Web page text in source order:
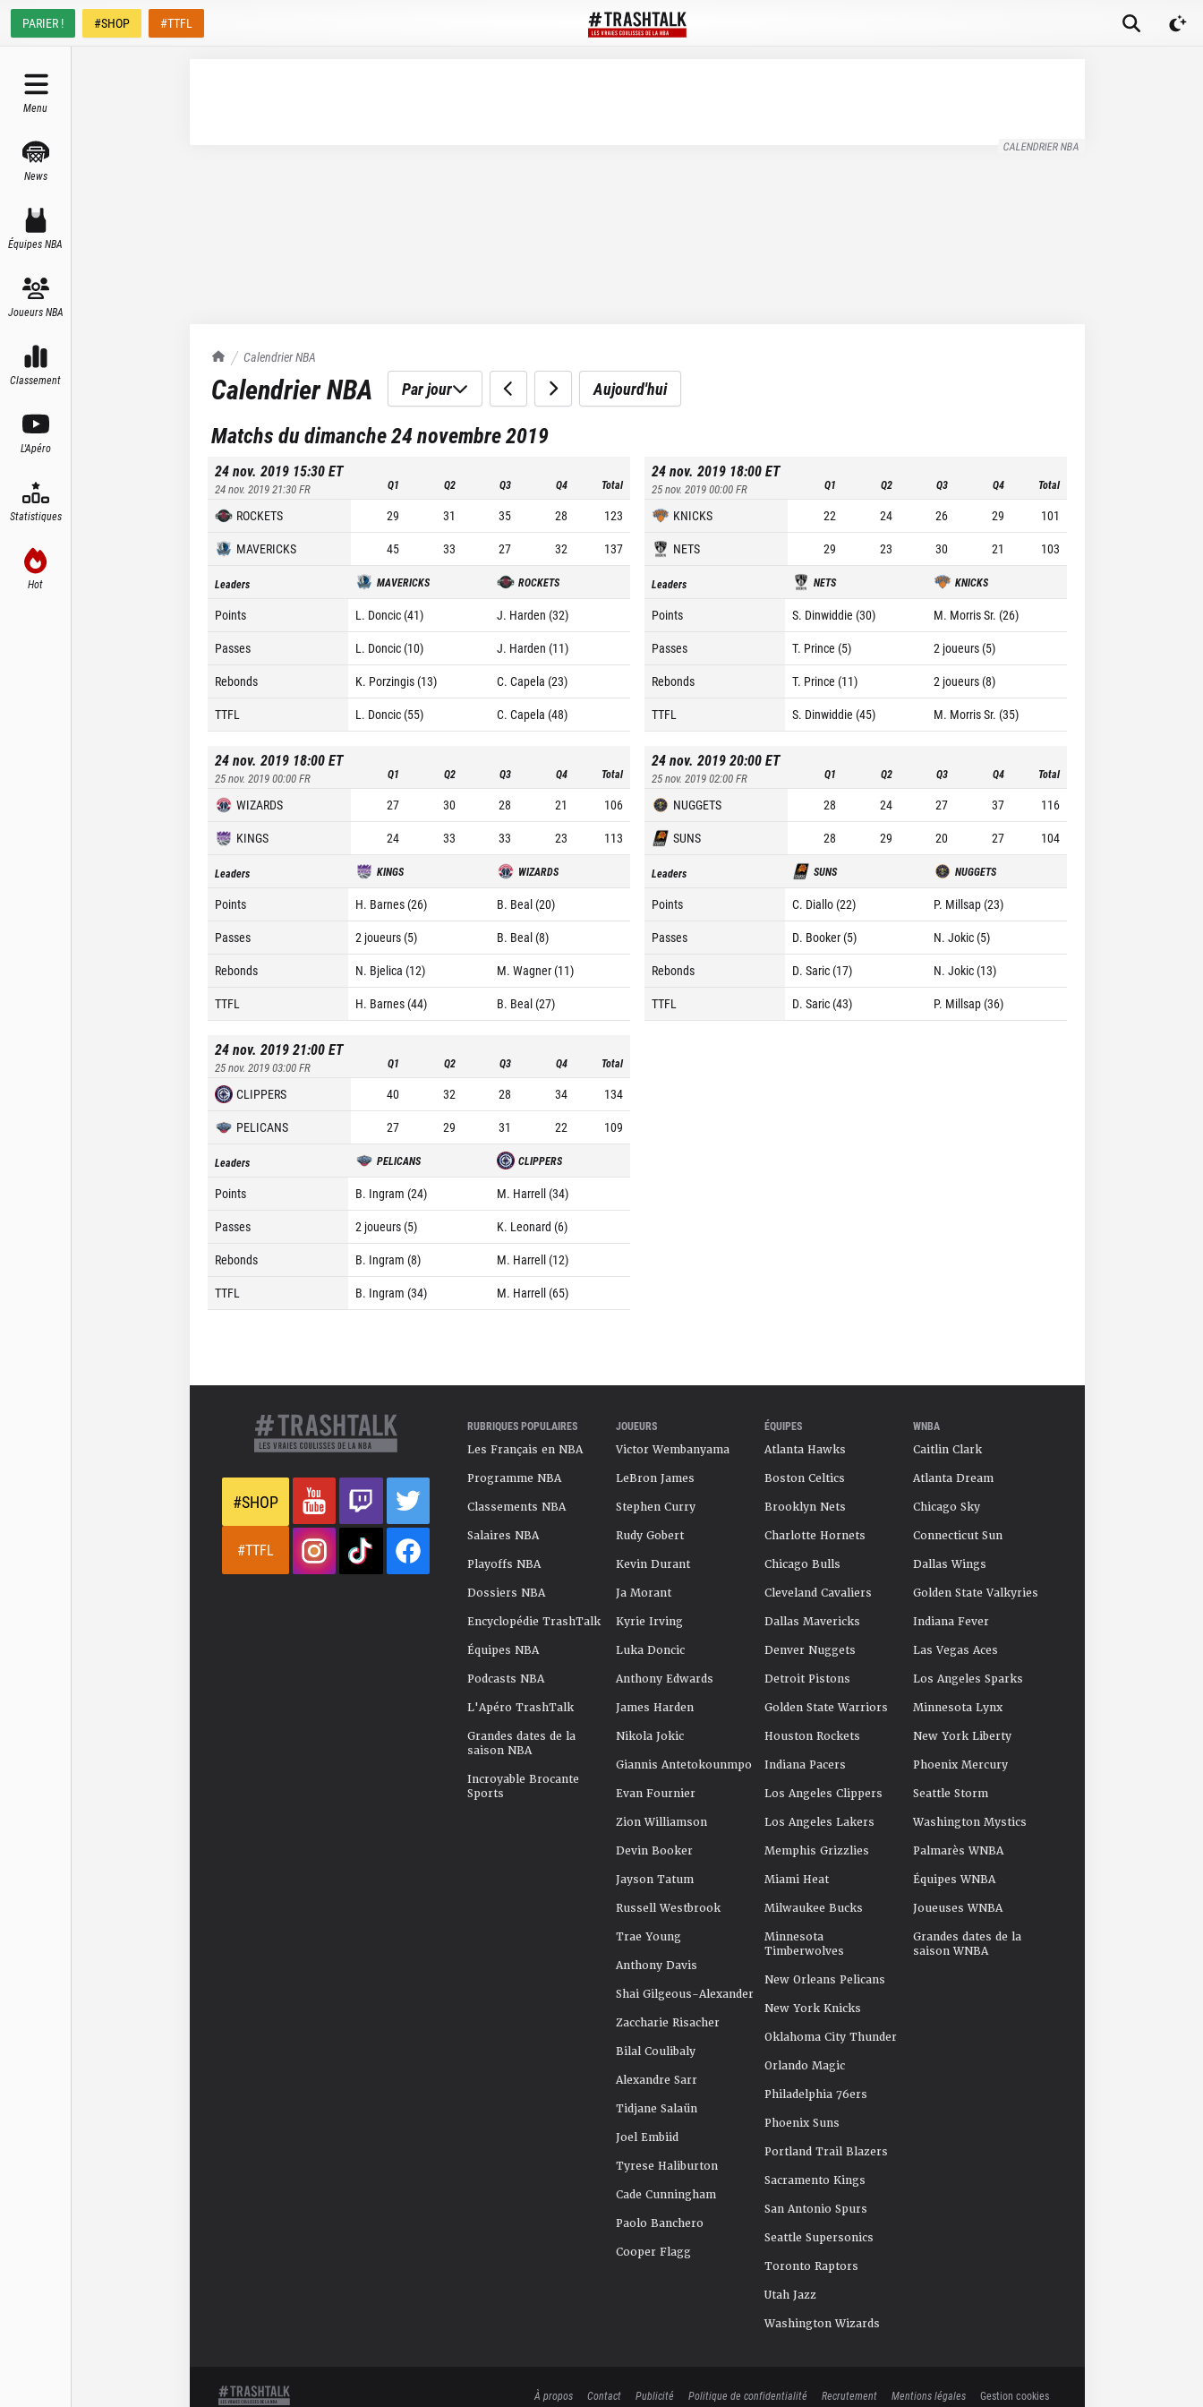
PARIER ! #SHOP #TTFL
Menu
News
Équipes NBA
Joueurs NBA
Classement
L'Apéro
Statistiques
Hot
CALENDRIER NBA
TrashTalk Actu NBA
Calendrier NBA
Calendrier NBA Par jour Aujourd'hui
Matchs du dimanche 24 novembre 2019
24 nov. 2019 15:30ET
24 nov. 2019 21:30FR Q1 Q2 Q3 Q4 Total
ROCKETS 29 31 35 28
123
MAVERICKS
45 33 27 32 137
Leaders MAVERICKS ROCKETS
Points L. Doncic (41)
J. Harden (32)
Passes
L. Doncic (10)
J. Harden (11)
Rebonds
K. Porzingis (13)
C. Capela (23)
TTFL
L. Doncic (55) C. Capela (48)
24 nov. 2019 18:00ET
25 nov. 2019 00:00FR Q1 Q2 Q3 Q4 Total
KNICKS 22 24 26 29
101
NETS
29 23 30 21 103
Leaders NETS KNICKS
Points S. Dinwiddie (30)
M. Morris Sr. (26)
Passes
T. Prince (5)
2 joueurs (5)
Rebonds
T. Prince (11)
2 joueurs (8)
TTFL
S. Dinwiddie (45) M. Morris Sr. (35)
24 nov. 2019 18:00ET
25 nov. 2019 00:00FR Q1 Q2 Q3 Q4 Total
WIZARDS 27 30 28 21
106
KINGS
24 33 33 23 113
Leaders KINGS WIZARDS
Points H. Barnes (26)
B. Beal (20)
Passes
2 joueurs (5)
B. Beal (8)
Rebonds
N. Bjelica (12)
M. Wagner (11)
TTFL
H. Barnes (44) B. Beal (27)
24 nov. 2019 20:00ET
25 nov. 2019 02:00FR Q1 Q2 Q3 Q4 Total
NUGGETS 28 24 27 37
116
SUNS
28 29 20 27 104
Leaders SUNS NUGGETS
Points C. Diallo (22)
P. Millsap (23)
Passes
D. Booker (5)
N. Jokic (5)
Rebonds
D. Saric (17)
N. Jokic (13)
TTFL
D. Saric (43) P. Millsap (36)
24 nov. 2019 21:00ET
25 nov. 2019 03:00FR Q1 Q2 Q3 Q4 Total
CLIPPERS 40 32 28 34
134
PELICANS
27 29 31 22 109
Leaders PELICANS CLIPPERS
Points B. Ingram (24)
M. Harrell (34)
Passes
2 joueurs (5)
K. Leonard (6)
Rebonds
B. Ingram (8)
M. Harrell (12)
TTFL
B. Ingram (34) M. Harrell (65)
#SHOP
#TTFL
RUBRIQUES POPULAIRES
Les Français en NBA
Programme NBA
Classements NBA
Salaires NBA
Playoffs NBA
Dossiers NBA
Encyclopédie TrashTalk
Équipes NBA
Podcasts NBA
L'Apéro TrashTalk
Grandes dates de la
saison NBA
Incroyable Brocante
Sports
JOUEURS
Victor Wembanyama
LeBron James
Stephen Curry
Rudy Gobert
Kevin Durant
Ja Morant
Kyrie Irving
Luka Doncic
Anthony Edwards
James Harden
Nikola Jokic
Giannis Antetokounmpo
Evan Fournier
Zion Williamson
Devin Booker
Jayson Tatum
Russell Westbrook
Trae Young
Anthony Davis
Shai Gilgeous-Alexander
Zaccharie Risacher
Bilal Coulibaly
Alexandre Sarr
Tidjane Salaün
Joel Embiid
Tyrese Haliburton
Cade Cunningham
Paolo Banchero
Cooper Flagg
ÉQUIPES
Atlanta Hawks
Boston Celtics
Brooklyn Nets
Charlotte Hornets
Chicago Bulls
Cleveland Cavaliers
Dallas Mavericks
Denver Nuggets
Detroit Pistons
Golden State Warriors
Houston Rockets
Indiana Pacers
Los Angeles Clippers
Los Angeles Lakers
Memphis Grizzlies
Miami Heat
Milwaukee Bucks
Minnesota
Timberwolves
New Orleans Pelicans
New York Knicks
Oklahoma City Thunder
Orlando Magic
Philadelphia 76ers
Phoenix Suns
Portland Trail Blazers
Sacramento Kings
San Antonio Spurs
Seattle Supersonics
Toronto Raptors
Utah Jazz
Washington Wizards
WNBA
Caitlin Clark
Atlanta Dream
Chicago Sky
Connecticut Sun
Dallas Wings
Golden State Valkyries
Indiana Fever
Las Vegas Aces
Los Angeles Sparks
Minnesota Lynx
New York Liberty
Phoenix Mercury
Seattle Storm
Washington Mystics
Palmarès WNBA
Équipes WNBA
Joueuses WNBA
Grandes dates de la
saison WNBA
À propos Contact Publicité Politique de confidentialité Recrutement Mentions légales Gestion cookies